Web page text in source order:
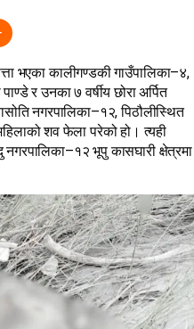
भएका कालीगण्डकी गाउँपालिका–४,
पाण्डे र उनका ७ वर्षीय छोरा अर्पित
नगरपालिका–१२, पिठौलीस्थित
शव फेला परेको हो। त्यही
भूपु कासघारी क्षेत्रमा